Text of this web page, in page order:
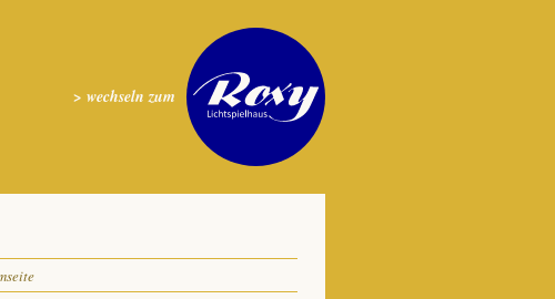
> wechseln zum